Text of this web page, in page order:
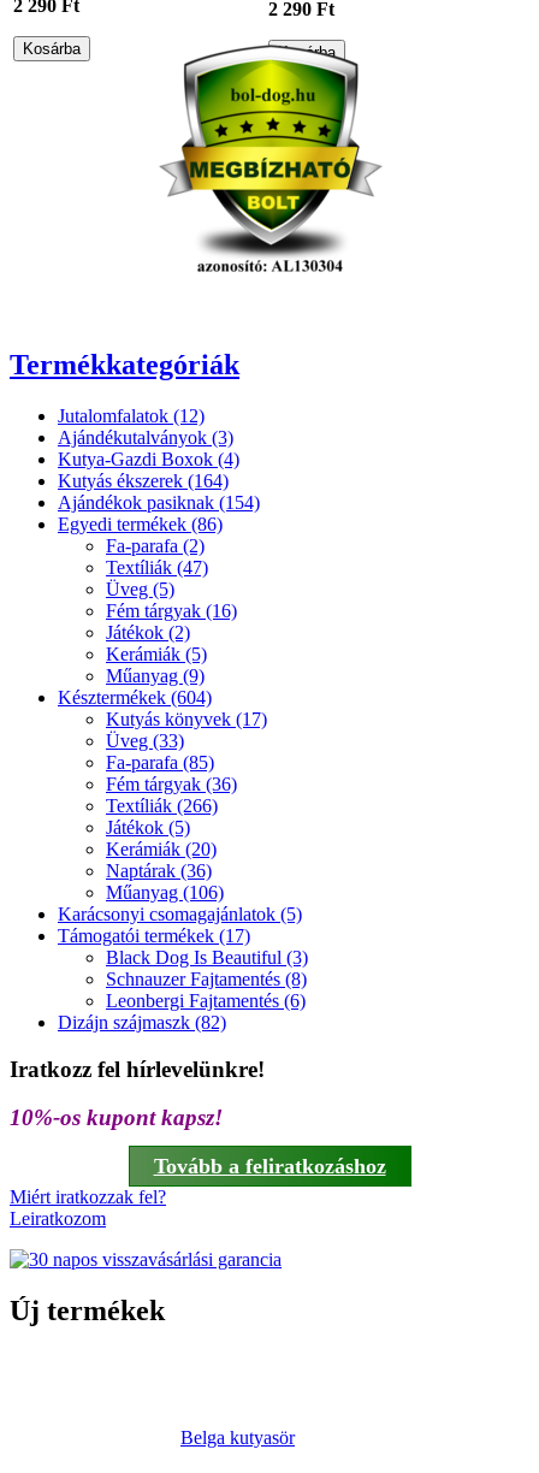
2 290 Ft
2 290 Ft
Termékkategóriák
Jutalomfalatok (12)
Ajándékutalványok (3)
Kutya-Gazdi Boxok (4)
Kutyás ékszerek (164)
Ajándékok pasiknak (154)
Egyedi termékek (86)
Fa-parafa (2)
Textíliák (47)
Üveg (5)
Fém tárgyak (16)
Játékok (2)
Kerámiák (5)
Műanyag (9)
Késztermékek (604)
Kutyás könyvek (17)
Üveg (33)
Fa-parafa (85)
Fém tárgyak (36)
Textíliák (266)
Játékok (5)
Kerámiák (20)
Naptárak (36)
Műanyag (106)
Karácsonyi csomagajánlatok (5)
Támogatói termékek (17)
Black Dog Is Beautiful (3)
Schnauzer Fajtamentés (8)
Leonbergi Fajtamentés (6)
Dizájn szájmaszk (82)
Iratkozz fel hírlevelünkre!
10%-os kupont kapsz!
Tovább a feliratkozáshoz
Miért iratkozzak fel?
Leiratkozom
Új termékek
Belga kutyasör